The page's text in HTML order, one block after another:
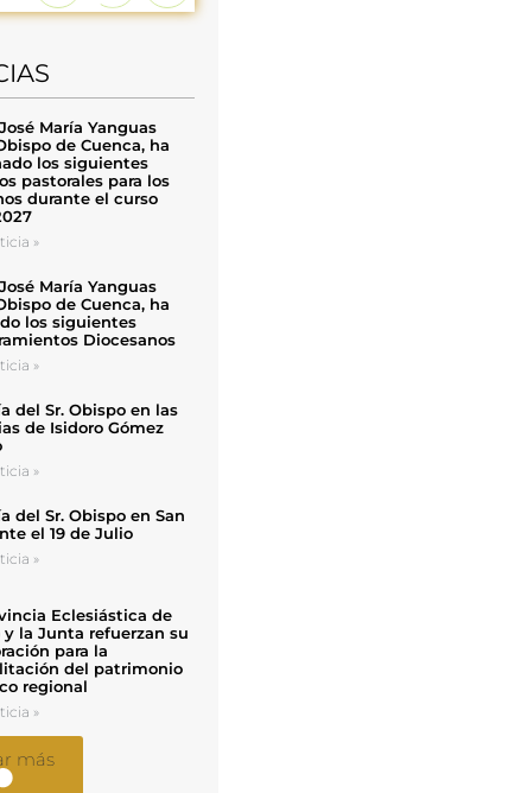
María Yanguas
de Cuenca, ha
los siguientes
pastorales para los
durante el curso
»
María Yanguas
de Cuenca, ha
los siguientes
Diocesanos
»
del Sr. Obispo en las
de Isidoro Gómez
»
del Sr. Obispo en San
el 19 de Julio
»
Eclesiástica de
y la Junta refuerzan su
para la
del patrimonio
regional
»
más